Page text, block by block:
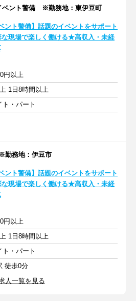
ベント警備 ※勤務地：東伊豆町
ント警備】話題のイベントをサポート
な現場で楽しく働ける★高収入・未経
円以上
1日8時間以上
ト・パート
勤務地：伊豆市
ント警備】話題のイベントをサポート
な現場で楽しく働ける★高収入・未経
円以上
1日8時間以上
ト・パート
徒歩0分
人一覧を見る